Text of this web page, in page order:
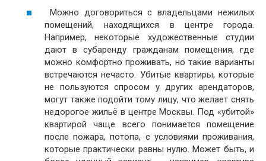
Можно договориться с владельцами нежилых
помещений, находящихся в центре города.
Например, некоторые художественные студии
дают в субаренду гражданам помещения, где
можно комфортно проживать, но такие варианты
встречаются нечасто. Убитые квартиры, которые
не пользуются спросом у других арендаторов,
могут также подойти тому лицу, что желает снять
недорогое жильё в центре Москвы. Под «убитой»
квартирой чаще всего понимается помещение
после пожара, потопа, с условиями проживания,
которые практически равны нулю. Может быть, и